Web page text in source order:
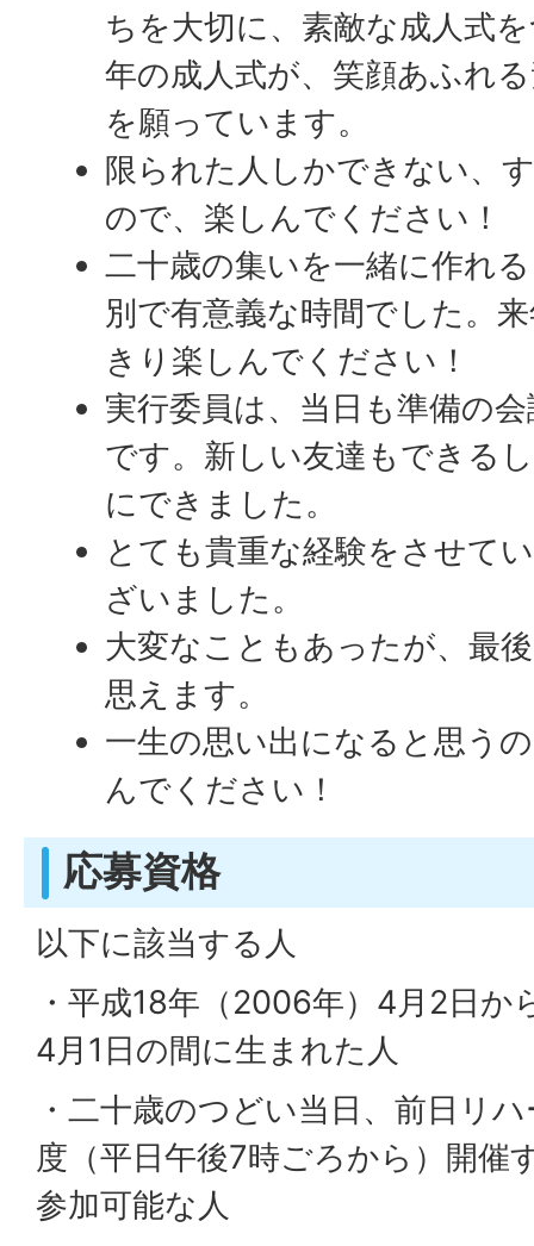
ちを大切に、素敵な成人式
年の成人式が、笑顔あふれ
を願っています。
限られた人しかできない、
ので、楽しんでください！
二十歳の集いを一緒に作れ
別で有意義な時間でした。
きり楽しんでください！
実行委員は、当日も準備の
です。新しい友達もできる
にできました。
とても貴重な経験をさせて
ざいました。
大変なこともあったが、最
思えます。
一生の思い出になると思う
んでください！
応募資格
以下に該当する人
・平成18年（2006年）4月2日か
4月1日の間に生まれた人
・二十歳のつどい当日、前日リ
度（平日午後7時ごろから）開催
参加可能な人